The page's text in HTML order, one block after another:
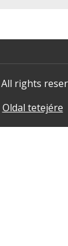
rights
Oldal tetejére